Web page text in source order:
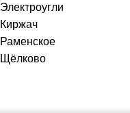
Электроугли
Киржач
Раменское
Щёлково